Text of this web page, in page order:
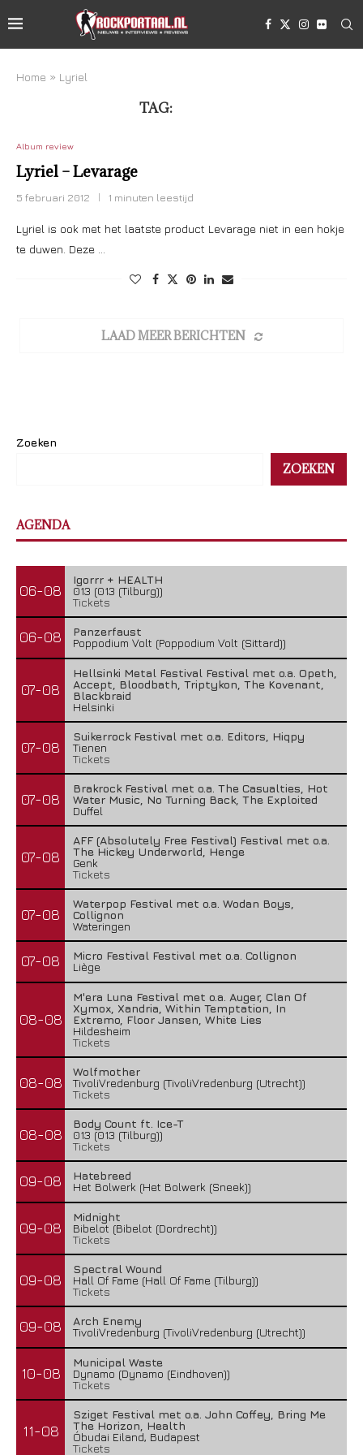
Home » Lyriel
TAG:
Album review
Lyriel – Levarage
5 februari 2012 1 minuten leestijd
Lyriel is ook met het laatste product Levarage niet in een hokje
te duwen. Deze …
LAAD MEER BERICHTEN
Zoeken
ZOEKEN
AGENDA
06-08
Igorrr + HEALTH
013 (013 (Tilburg))
Tickets
06-08
Panzerfaust
Poppodium Volt (Poppodium Volt (Sittard))
07-08
Hellsinki Metal Festival Festival met o.a. Opeth,
Accept, Bloodbath, Triptykon, The Kovenant,
Blackbraid
Helsinki
07-08
Suikerrock Festival met o.a. Editors, Hiqpy
Tienen
Tickets
07-08
Brakrock Festival met o.a. The Casualties, Hot
Water Music, No Turning Back, The Exploited
Duffel
07-08
AFF (Absolutely Free Festival) Festival met o.a.
The Hickey Underworld, Henge
Genk
Tickets
07-08
Waterpop Festival met o.a. Wodan Boys,
Collignon
Wateringen
07-08
Micro Festival Festival met o.a. Collignon
Liège
08-08
M'era Luna Festival met o.a. Auger, Clan Of
Xymox, Xandria, Within Temptation, In
Extremo, Floor Jansen, White Lies
Hildesheim
Tickets
08-08
Wolfmother
TivoliVredenburg (TivoliVredenburg (Utrecht))
Tickets
08-08
Body Count ft. Ice-T
013 (013 (Tilburg))
Tickets
09-08
Hatebreed
Het Bolwerk (Het Bolwerk (Sneek))
09-08
Midnight
Bibelot (Bibelot (Dordrecht))
Tickets
09-08
Spectral Wound
Hall Of Fame (Hall Of Fame (Tilburg))
Tickets
09-08
Arch Enemy
TivoliVredenburg (TivoliVredenburg (Utrecht))
10-08
Municipal Waste
Dynamo (Dynamo (Eindhoven))
Tickets
11-08
Sziget Festival met o.a. John Coffey, Bring Me
The Horizon, Health
Óbudai Eiland, Budapest
Tickets